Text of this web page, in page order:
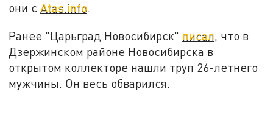
они сAtas.info.
Ранее "Царьград Новосибирск" писал, что в
Дзержинском районе Новосибирска в
открытом коллекторе нашли труп 26-летнего
мужчины. Он весь обварился.